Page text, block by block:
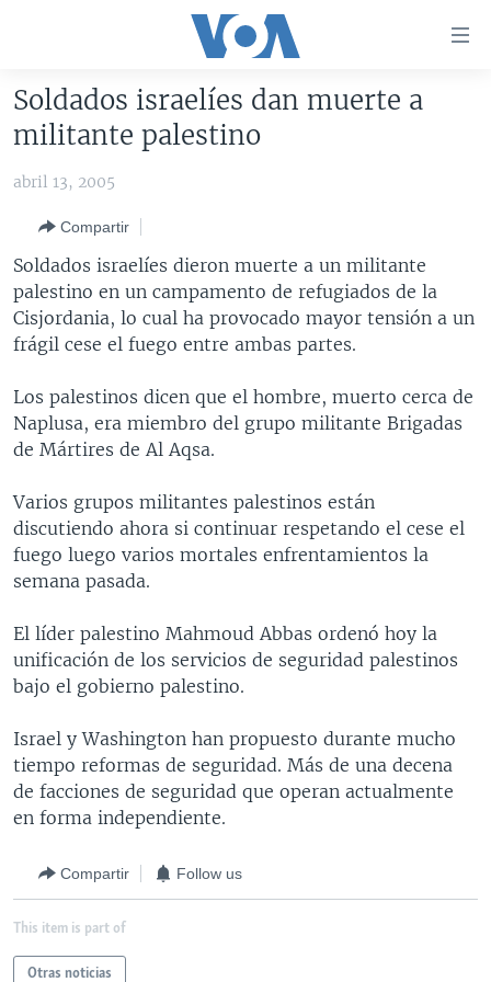
accesibilidad
contenido
principal
Salte
navegador
principal
Salte
AMÉRICA DEL NORTE
MÉXICO
HAITÍ
ELECCIONES EEUU 2024
ELECCIONES EEUU
VOTO DIVIDIDO
VOA VERIFICA
VOA VERIFICA UCRANIA/RUSIA
VOA VERIFICA INMIGRACIÓN
VOA VERIFICA AMÉRICA LATINA
AMÉRICA LATINA
ARGENTINA
BOLIVIA
COLOMBIA
CHILE
PERÚ
VENEZUELA
BRASIL
CHINA EN AMÉRICA LATINA
CENTROAMÉRICA
COSTA RICA
EL SALVADOR
GUATEMALA
NICARAGUA
OTRAS SECCIONES
INMIGRACIÓN
LIBERTAD DE PRENSA
ECONOMÍA
ENTRETENIMIENTO Y CULTURA
TECNOLOGÍA
DEPORTES
CIENCIA Y SALUD
ESPECIALES DE LA VOA
LIBERTAD DE PRENSA
MULTIMEDIA
VIDEOS
FOTOGRAFÍA
AUDIOS
PROGRAMAS TV
EL MUNDO AL DÍA
FORO INTERAMERICANO
VISIÓN 360
PANORAMA
RADIO
AVANCE INFORMATIVO
AUDIONOTICIAS
ESTADOS UNIDOS AL DÍA
EL MUNDO AL DÍA [RADIO]
FORO [RADIO]
DEPORTIVO INTERNACIONAL
NOTA ECONÓMICA
DIRECT
DOCUMENTALES DE LA VOA
SÍGANOS
Soldados israelíes dan muerte a
militante palestino
abril 13, 2005
Compartir
Soldados israelíes dieron muerte a un militante
palestino en un campamento de refugiados de la
Cisjordania, lo cual ha provocado mayor tensión a un
frágil cese el fuego entre ambas partes.
Los palestinos dicen que el hombre, muerto cerca de
Naplusa, era miembro del grupo militante Brigadas
de Mártires de Al Aqsa.
Varios grupos militantes palestinos están
discutiendo ahora si continuar respetando el cese el
fuego luego varios mortales enfrentamientos la
semana pasada.
El líder palestino Mahmoud Abbas ordenó hoy la
unificación de los servicios de seguridad palestinos
bajo el gobierno palestino.
Israel y Washington han propuesto durante mucho
tiempo reformas de seguridad. Más de una decena
de facciones de seguridad que operan actualmente
en forma independiente.
Compartir Follow us
This item is part of
Otras noticias